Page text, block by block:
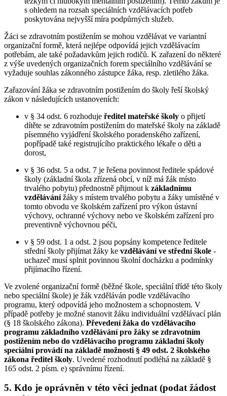
s ohledem na rozsah speciálních vzdělávacích potřeb
poskytována nejvyšší míra podpůrných služeb.
Žáci se zdravotním postižením se mohou vzdělávat ve variantní
organizační formě, která nejlépe odpovídá jejich vzdělávacím
potřebám, ale také požadavkům jejich rodičů. K zařazení do některé
z výše uvedených organizačních forem speciálního vzdělávání se
vyžaduje souhlas zákonného zástupce žáka, resp. zletilého žáka.
Zařazování žáka se zdravotním postižením do školy řeší školský
zákon v následujících ustanoveních:
v § 34 odst. 6 rozhoduje ředitel mateřské školy o přijetí
dítěte se zdravotním postižením do mateřské školy na základě
písemného vyjádření školského poradenského zařízení,
popřípadě také registrujícího praktického lékaře o děti a
dorost,
v § 36 odst. 5 a odst. 7 je řešena povinnost ředitele spádové
školy (základní škola zřízená obcí, v níž má žák místo
trvalého pobytu) přednostně přijmout k základnímu
vzdělávánížáky s místem trvalého pobytu a žáky umístěné v
tomto obvodu ve školském zařízení pro výkon ústavní
výchovy, ochranné výchovy nebo ve školském zařízení pro
preventivně výchovnou péči,
v § 59 odst. 1 a odst. 2 jsou popsány kompetence ředitele
střední školy přijímat žáky ke vzdělávání ve střední škole -
uchazeč musí splnit povinnou školní docházku a podmínky
přijímacího řízení.
Ve zvolené organizační formě (běžné škole, speciální třídě této školy
nebo speciální škole) je žák vzděláván podle vzdělávacího
programu, který odpovídá jeho možnostem a schopnostem. V
případě potřeby je možné stanovit žáku individuální vzdělávací plán
(§ 18 školského zákona). Převedení žáka do vzdělávacího
programu základního vzdělávání pro žáky se zdravotním
postižením nebo do vzdělávacího programu základní školy
speciální provádí na základě možnosti § 49 odst. 2 školského
zákona ředitel školy. Uvedené rozhodnutí podléhá na základě §
165 odst. 2 písm. e) správnímu řízení.
5. Kdo je oprávněn v této věci jednat (podat žádost